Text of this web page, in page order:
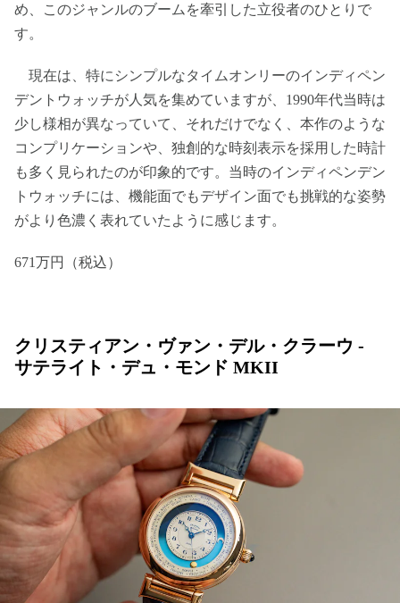
め、このジャンルのブームを牽引した立役者のひとりで
す。
現在は、特にシンプルなタイムオンリーのインディペン
デントウォッチが人気を集めていますが、1990年代当時は
少し様相が異なっていて、それだけでなく、本作のような
コンプリケーションや、独創的な時刻表示を採用した時計
も多く見られたのが印象的です。当時のインディペンデン
トウォッチには、機能面でもデザイン面でも挑戦的な姿勢
がより色濃く表れていたように感じます。
671万円（税込）
クリスティアン・ヴァン・デル・クラーウ -
サテライト・デュ・モンド MKII